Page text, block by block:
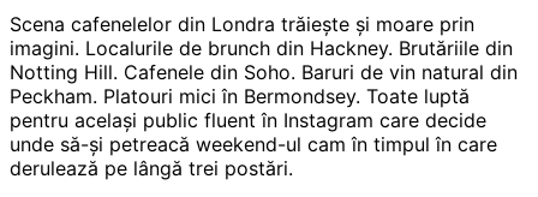
Scena cafenelelor din Londra trăiește și moare prin
imagini. Localurile de brunch din Hackney. Brutăriile din
Notting Hill. Cafenele din Soho. Baruri de vin natural din
Peckham. Platouri mici în Bermondsey. Toate luptă
pentru același public fluent în Instagram care decide
unde să-și petreacă weekend-ul cam în timpul în care
derulează pe lângă trei postări.